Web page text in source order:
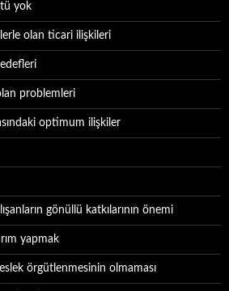
yok
olan ticari ilişkileri
problemleri
optimum ilişkiler
gönüllü katkılarının önemi
yapmak
örgütlenmesinin olmaması